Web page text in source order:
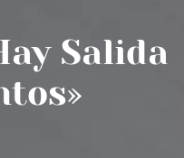
Salida